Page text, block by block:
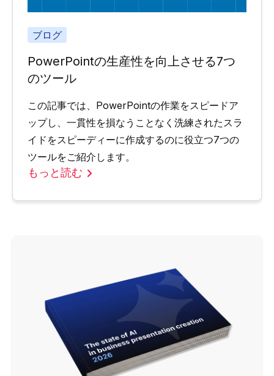
ブログ
PowerPointの生産性を向上させる7つ
のツール
この記事では、PowerPointの作業をスピードア
ップし、一貫性を損なうことなく洗練されたスラ
イドをスピーディーに作成するのに役立つ7つの
ツールをご紹介します。
もっと読む